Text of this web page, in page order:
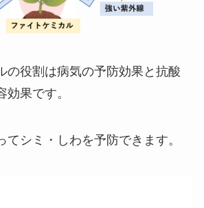
の役割は病気の予防効果と抗酸
果です。
てシミ・しわを予防できます。